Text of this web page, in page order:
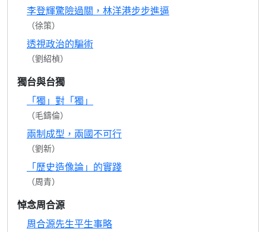
李登輝驚險過關，林洋港步步進逼
（徐策）
透視政治的騙術
（劉紹楨）
獨台與台獨
「獨」對「獨」
（毛鑄倫）
兩制成型，兩國不可行
（劉新）
「歷史造像論」的實踐
（周青）
悼念周合源
周合源先生平生事略